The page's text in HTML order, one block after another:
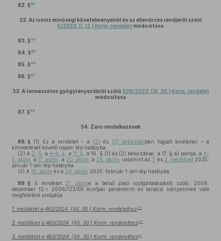
82. § 83
32. Az ivóvíz minőségi követelményeiről és az ellenőrzés rendjéről szóló
5/2023. (I. 12.) Korm. rendelet módosítása
83. § 84
84. § 85
85. § 86
86. § 87
33. A természetes gyógytényezőkről szóló 509/2023. (XI. 20.) Korm. rendelet
módosítása
87. § 88
34. Záró rendelkezések
88. § (1) Ez a rendelet – a (2) és (3) bekezdésben foglalt kivétellel – a
kihirdetését követő napon lép hatályba.
(2) A 2. § , a4–6. § , a 11. § , a 16. § (1) és (2) bekezdése, a 17. § a) pontja, a4–
5. alcím , a17. alcím , a 20. alcím , a 26. alcím , valamint az 1. és 2. melléklet2025.
január 1-jén lép hatályba.
(3) A 18. alcím és a 24. alcím 2025. február 1-jén lép hatályba.
89. § E rendelet31. alcíme a belső piaci szolgáltatásokról szóló, 2006.
december 12-i 2006/123/EK európai parlamenti és tanácsi irányelvnek való
megfelelést szolgálja.
1. melléklet a 463/2024. (XII. 30.) Korm. rendelethez89
2. melléklet a 463/2024. (XII. 30.) Korm. rendelethez90
3. melléklet a 463/2024. (XII. 30.) Korm. rendelethez91